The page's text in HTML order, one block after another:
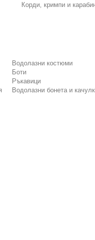
Корди, кримпи и
Водолазни костюми
Боти
Ръкавици
Водолазни бонета и